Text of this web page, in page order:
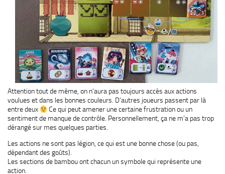
Attention tout de même, on n’aura pas toujours accès aux actions
voulues et dans les bonnes couleurs. D’autres joueurs passent par là
entre deux
Ce qui peut amener une certaine frustration ou un
sentiment de manque de contrôle. Personnellement, ça ne m’a pas trop
dérangé sur mes quelques parties.
Les actions ne sont pas légion, ce qui est une bonne chose (ou pas,
dépendant des goûts).
Les sections de bambou ont chacun un symbole qui représente une
action.